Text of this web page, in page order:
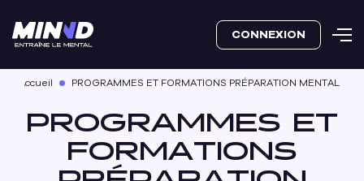
CONNEXION
Accueil PROGRAMMES ET FORMATIONS PRÉPARATION MENTALE
PROGRAMMES ET
FORMATIONS
PRÉPARATION